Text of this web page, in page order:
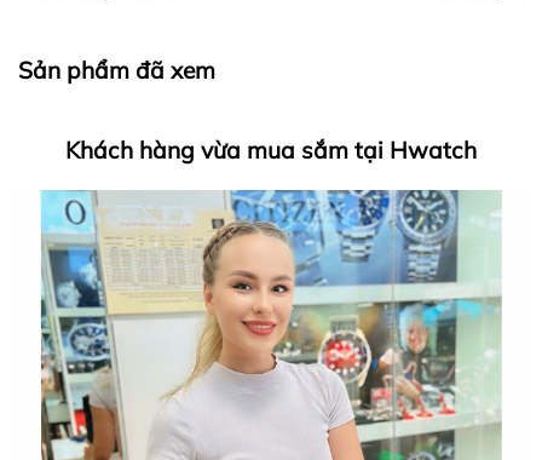
Đồng Hồ Chính Hãng
Hwatch Chuyên Nhập khẩu Và Phân Phối Các Loại
Đồng Hồ Chính Hãng
Sản phẩm đã xem
Khách hàng vừa mua sắm tại Hwatch